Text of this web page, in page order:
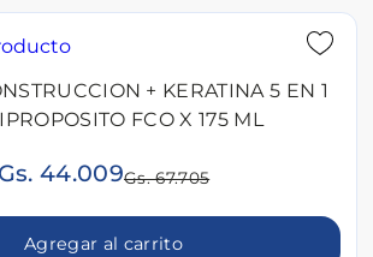
+ KERATINA 5 EN 1
FCO X 175 ML
Gs. 44.009Gs. 67.705
Agregar al carrito